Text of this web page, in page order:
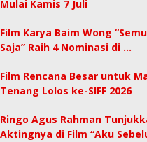
Mulai Kamis 7 Juli
Film Karya Baim Wong
Saja” Raih 4 Nominasi di …
Film Rencana Besar untuk
Tenang Lolos ke-SIFF 2026
Ringo Agus Rahman
Aktingnya di Film “Aku